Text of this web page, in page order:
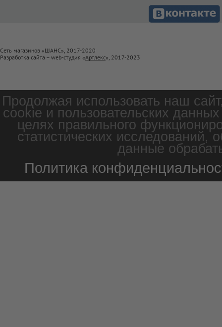
Сеть магазинов «ШАНС», 2017-2020
Разработка сайта – web-студия «Артлекс», 2017-2023
Продолжая использовать наш
cookie и пользовательских
целях правильного
статистических
данные
Политика